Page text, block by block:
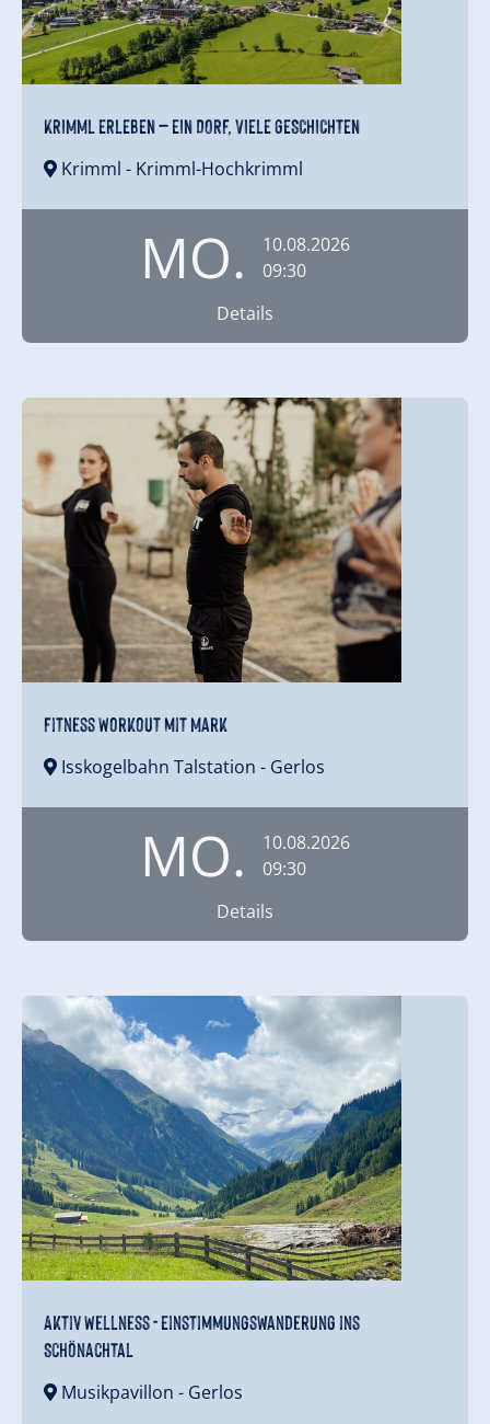
KRIMML ERLEBEN – EIN DORF, VIELE GESCHICHTEN
Krimml - Krimml-Hochkrimml
MO.
10.08.2026
09:30
Details
Fitness Workout mit Mark
Isskogelbahn Talstation - Gerlos
MO.
10.08.2026
09:30
Details
Aktiv Wellness - Einstimmungswanderung ins
Schönachtal
Musikpavillon - Gerlos